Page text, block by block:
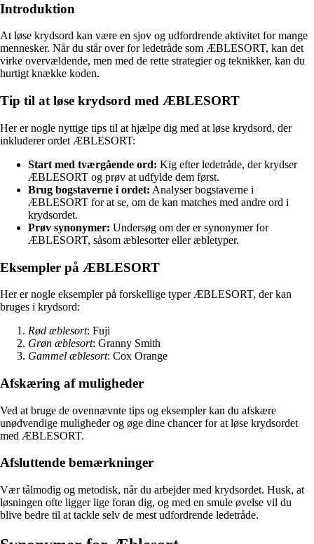
Introduktion
At løse krydsord kan være en sjov og udfordrende aktivitet for mange
mennesker. Når du står over for ledetråde som ÆBLESORT, kan det
virke overvældende, men med de rette strategier og teknikker, kan du
hurtigt knække koden.
Tip til at løse krydsord med ÆBLESORT
Her er nogle nyttige tips til at hjælpe dig med at løse krydsord, der
inkluderer ordet ÆBLESORT:
Start med tværgående ord: Kig efter ledetråde, der krydser
ÆBLESORT og prøv at udfylde dem først.
Brug bogstaverne i ordet: Analyser bogstaverne i
ÆBLESORT for at se, om de kan matches med andre ord i
krydsordet.
Prøv synonymer: Undersøg om der er synonymer for
ÆBLESORT, såsom æblesorter eller æbletyper.
Eksempler på ÆBLESORT
Her er nogle eksempler på forskellige typer ÆBLESORT, der kan
bruges i krydsord:
Rød æblesort: Fuji
Grøn æblesort: Granny Smith
Gammel æblesort: Cox Orange
Afskæring af muligheder
Ved at bruge de ovennævnte tips og eksempler kan du afskære
unødvendige muligheder og øge dine chancer for at løse krydsordet
med ÆBLESORT.
Afsluttende bemærkninger
Vær tålmodig og metodisk, når du arbejder med krydsordet. Husk, at
løsningen ofte ligger lige foran dig, og med en smule øvelse vil du
blive bedre til at tackle selv de mest udfordrende ledetråde.